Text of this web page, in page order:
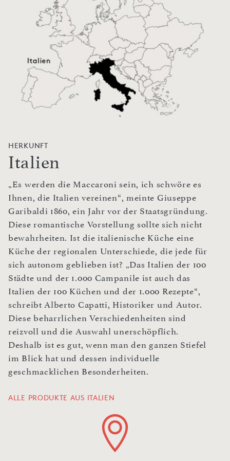
HERKUNFT
Italien
„Es werden die Maccaroni sein, ich schwöre es
Ihnen, die Italien vereinen“, meinte Giuseppe
Garibaldi 1860, ein Jahr vor der Staatsgründung.
Diese romantische Vorstellung sollte sich nicht
bewahrheiten. Ist die italienische Küche eine
Küche der regionalen Unterschiede, die jede für
sich autonom geblieben ist? „Das Italien der 100
Städte und der 1.000 Campanile ist auch das
Italien der 100 Küchen und der 1.000 Rezepte“,
schreibt Alberto Capatti, Historiker und Autor.
Diese beharrlichen Verschiedenheiten sind
reizvoll und die Auswahl unerschöpflich.
Deshalb ist es gut, wenn man den ganzen Stiefel
im Blick hat und dessen individuelle
geschmacklichen Besonderheiten.
ALLE PRODUKTE AUS ITALIEN